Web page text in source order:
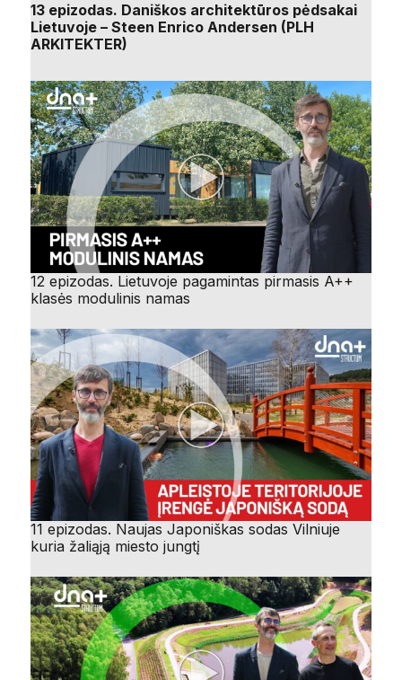
13 epizodas. Daniškos architektūros pėdsakai
Lietuvoje – Steen Enrico Andersen (PLH
ARKITEKTER)
12 epizodas. Lietuvoje pagamintas pirmasis A++
klasės modulinis namas
11 epizodas. Naujas Japoniškas sodas Vilniuje
kuria žaliąją miesto jungtį